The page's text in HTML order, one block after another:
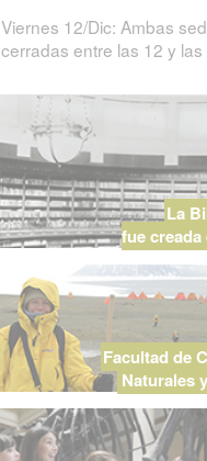
Viernes 12/Dic: Ambas
cerradas entre las 12 y las
La
fue creada
Facultad de
Naturales